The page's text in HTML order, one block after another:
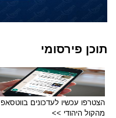
תוכן פירסומי
הצטרפו עכשיו לעדכונים בווטסאפ
מהקול היהודי >>